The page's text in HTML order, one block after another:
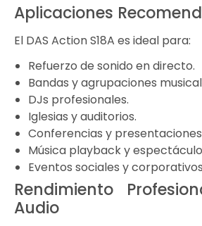
Aplicaciones
El DAS Action S18A es ideal para:
Refuerzo de sonido en directo.
Bandas y agrupaciones
DJs profesionales.
Iglesias y auditorios.
Conferencias y
Música playback y
Eventos sociales y
Rendimiento
Audio